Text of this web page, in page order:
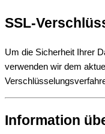
SSL-
Um die Sicherheit Ihrer
verwenden wir dem
Information